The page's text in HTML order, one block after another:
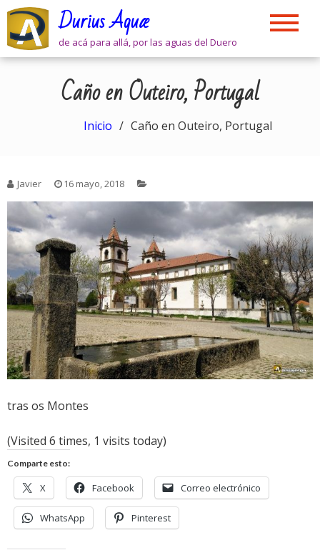
Skip
content
Durius Aquæ
de acá para allá, por las aguas del Duero
Caño en Outeiro, Portugal
Inicio Caño en Outeiro, Portugal
Javier 16 mayo, 2018
tras os Montes
(Visited 6 times, 1 visits today)
Comparte esto:
X Facebook Correo electrónico
WhatsApp Pinterest